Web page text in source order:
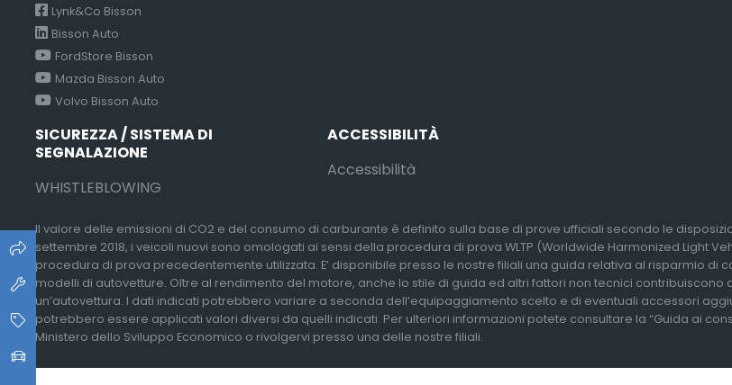
Lynk&Co Bisson
Bisson Auto
FordStore Bisson
Mazda Bisson Auto
Volvo Bisson Auto
SICUREZZA / SISTEMA DI
SEGNALAZIONE
WHISTLEBLOWING
ACCESSIBILITÀ
Accessibilità
Il valore delle emissioni di CO2 e del consumo di carburante è definito sulla base di prove ufficiali secondo le
settembre 2018, i veicoli nuovi sono omologati ai sensi della procedura di prova WLTP (Worldwide Harmonized Light
procedura di prova precedentemente utilizzata. E’ disponibile presso le nostre filiali una guida relativa al risparmio di
modelli di autovetture. Oltre al rendimento del motore, anche lo stile di guida ed altri fattori non tecnici
un’autovettura. I dati indicati potrebbero variare a seconda dell’equipaggiamento scelto e di eventuali accessori
potrebbero essere applicati valori diversi da quelli indicati. Per ulteriori informazioni potete consultare la “Guida ai
Ministero dello Sviluppo Economico o rivolgervi presso una delle nostre filiali.